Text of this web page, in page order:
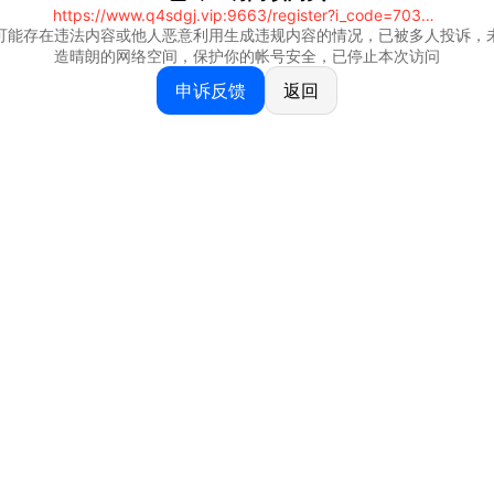
https://www.q4sdgj.vip:9663/register?i_code=70328081
能存在违法内容或他人恶意利用生成违规内容的情况，已被多人投诉，
造晴朗的网络空间，保护你的帐号安全，已停止本次访问
申诉反馈 返回